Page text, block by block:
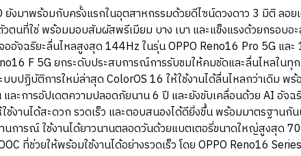
ยังมาพร้อมกับครั้งแรกในอุตสาหกรรมด้วยดีไซน์ดวงดาว 3 มิติ ลอ
ตนที่ใช่ พร้อมมอบสัมผัสพรีเมียม บาง เบา และแข็งแรงด้วยกรอบอ
ออัจฉริยะลื่นไหลสูงสุด 144Hz ในรุ่น OPPO Reno16 Pro 5G แล
F 5G ยกระดับประสบการณ์การรับชมให้คมชัดและลื่นไหลใน
บปฏิบัติการใหม่ล่าสุด ColorOS 16 ให้ใช้งานได้ลื่นไหลกว่าเดิม พร้
ละการอัปเดตความปลอดภัยนาน 6 ปี และยังขับเคลื่อนด้วย AI อัจฉ
ช้งานได้สะดวก รวดเร็ว และตอบสนองได้ดียิ่งขึ้น พร้อมมาตรฐาน
นการณ์ ใช้งานได้ยาวนานตลอดวันด้วยแบตเตอรี่ขนาดใหญ่สูงสุด
ที่ช่วยให้พร้อมใช้งานได้อย่างรวดเร็ว โดย OPPO Reno16